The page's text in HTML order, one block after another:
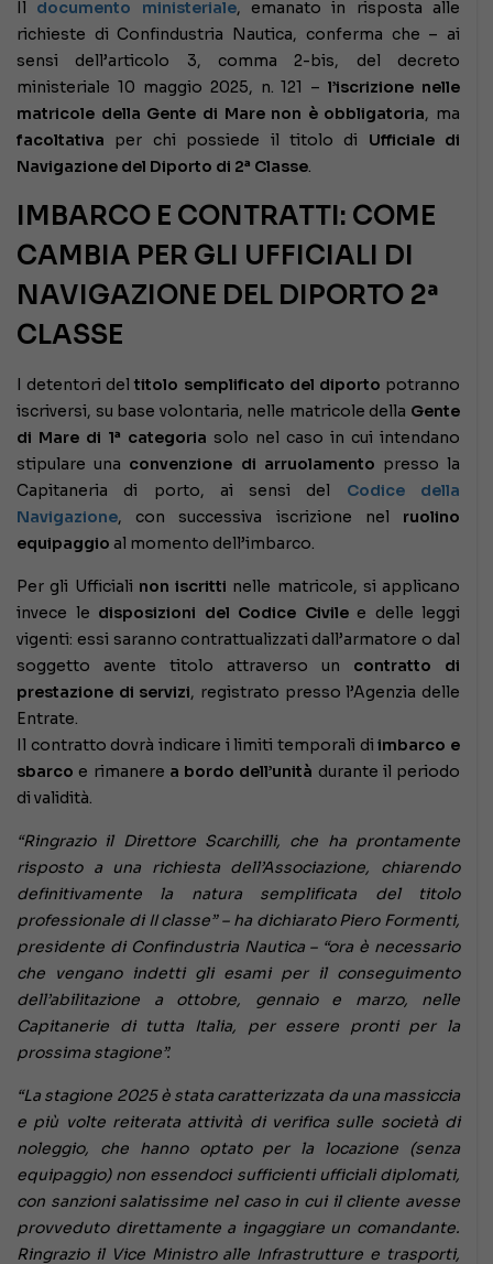
Il documento ministeriale, emanato in risposta alle
richieste di Confindustria Nautica, conferma che – ai
sensi dell’articolo 3, comma 2-bis, del decreto
ministeriale 10 maggio 2025, n. 121 –l’iscrizione nelle
matricole della Gente di Mare non è obbligatoria, ma
facoltativa per chi possiede il titolo di Ufficiale di
Navigazione del Diporto di 2ª Classe.
IMBARCO E CONTRATTI: COME
CAMBIA PER GLI UFFICIALI DI
NAVIGAZIONE DEL DIPORTO 2ª
CLASSE
I detentori deltitolo semplificato del diporto potranno
iscriversi, su base volontaria, nelle matricole della Gente
di Mare di 1ª categoria solo nel caso in cui intendano
stipulare una convenzione di arruolamento presso la
Capitaneria di porto, ai sensi del Codice della
Navigazione, con successiva iscrizione nel ruolino
equipaggio al momento dell’imbarco.
Per gli Ufficiali non iscritti nelle matricole, si applicano
invece le disposizioni del Codice Civilee delle leggi
vigenti: essi saranno contrattualizzati dall’armatore o dal
soggetto avente titolo attraverso un contratto di
prestazione di servizi, registrato presso l’Agenzia delle
Entrate.
Il contratto dovrà indicare i limiti temporali diimbarco e
sbarco e rimanere a bordo dell’unità durante il periodo
di validità.
“Ringrazio il Direttore Scarchilli, che ha prontamente
risposto a una richiesta dell’Associazione, chiarendo
definitivamente la natura semplificata del titolo
professionale di II classe” – ha dichiarato Piero Formenti,
presidente di Confindustria Nautica – “ora è necessario
che vengano indetti gli esami per il conseguimento
dell’abilitazione a ottobre, gennaio e marzo, nelle
Capitanerie di tutta Italia, per essere pronti per la
prossima stagione”.
“La stagione 2025 è stata caratterizzata da una massiccia
e più volte reiterata attività di verifica sulle società di
noleggio, che hanno optato per la locazione (senza
equipaggio) non essendoci sufficienti ufficiali diplomati,
con sanzioni salatissime nel caso in cui il cliente avesse
provveduto direttamente a ingaggiare un comandante.
Ringrazio il Vice Ministro alle Infrastrutture e trasporti,